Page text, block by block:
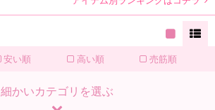
安い順 高い順 売筋順
細かいカテゴリを選ぶ